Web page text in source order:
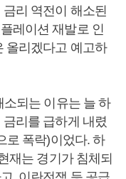
리 역전이 해소된
레이션 재발로 인
올리겠다고 예고하
되는 이유는 늘 하
리를 급하게 내렸
로 폭락)이었다. 하
재는 경기가 침체되